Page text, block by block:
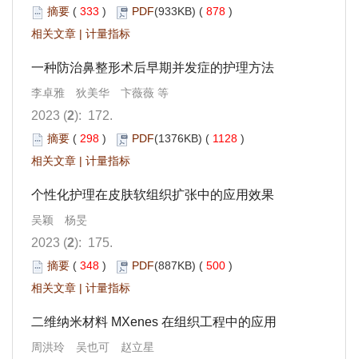
摘要 ( 333 ) PDF(933KB) ( 878 )
相关文章 | 计量指标
一种防治鼻整形术后早期并发症的护理方法
李卓雅 狄美华 卞薇薇 等
2023 (2): 172.
摘要 ( 298 ) PDF(1376KB) ( 1128 )
相关文章 | 计量指标
个性化护理在皮肤软组织扩张中的应用效果
吴颖 杨旻
2023 (2): 175.
摘要 ( 348 ) PDF(887KB) ( 500 )
相关文章 | 计量指标
二维纳米材料 MXenes 在组织工程中的应用
周洪玲 吴也可 赵立星